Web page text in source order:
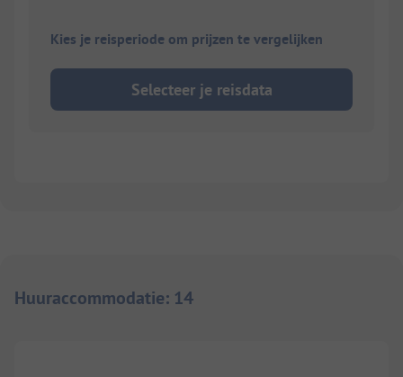
Kies je reisperiode om prijzen te vergelijken
Selecteer je reisdata
Huuraccommodatie: 14